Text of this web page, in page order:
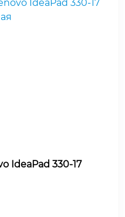
IdeaPad 330-17